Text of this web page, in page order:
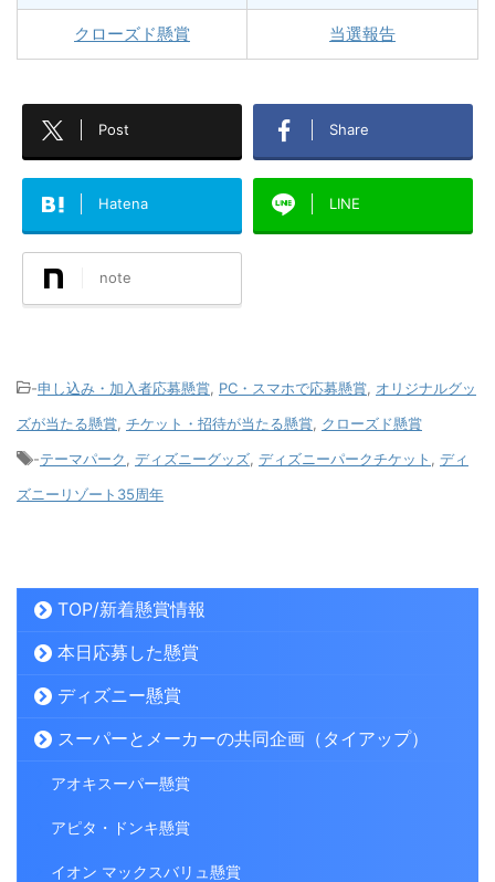
クローズド懸賞 当選報告
Post Share
Hatena LINE
note
-申し込み・加入者応募懸賞 PC・スマホで応募懸賞 オリジナルグッ
ズが当たる懸賞 チケット・招待が当たる懸賞 クローズド懸賞
-テーマパーク ディズニーグッズ ディズニーパークチケット
ディ
ズニーリゾート35周年
TOP/新着懸賞情報
本日応募した懸賞
ディズニー懸賞
スーパーとメーカーの共同企画（タイアップ）
アオキスーパー懸賞
アピタ・ドンキ懸賞
イオン マックスバリュ懸賞